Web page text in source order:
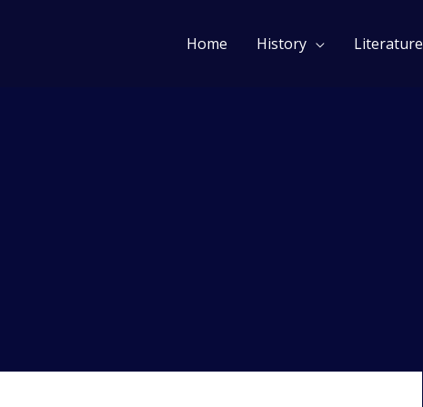
Home History Literature